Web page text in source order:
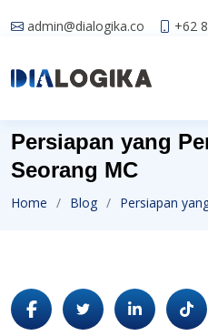
admin@dialogika.co +62
Persiapan yang
Seorang MC
Home Blog Persiapan